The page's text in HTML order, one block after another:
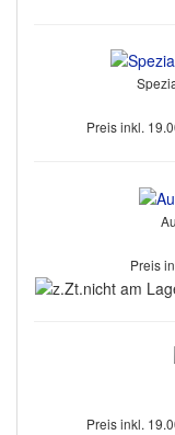
Preis inkl.
Preis
Preis inkl.